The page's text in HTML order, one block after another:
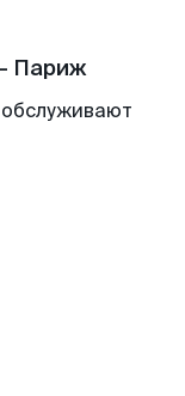
Париж